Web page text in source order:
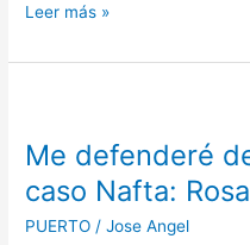
Leer más »
Me defenderé
caso Nafta:
PUERTO /Jose Angel
de
demanda
por